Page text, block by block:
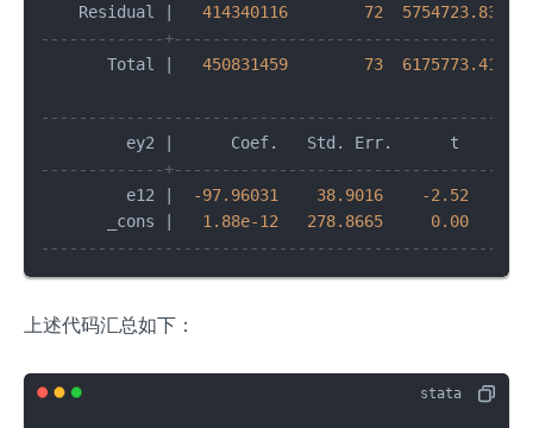
    Residual
414340116 72 5754723.83
-------------+----------------------------------   Adj
       Total
450831459 73 6175773.41
         ey2
      Coef.   Std. Err.      t    P
-------------
         e12
-97.96031 38.9016 -2.52
       _cons
1.88e-12 278.8665 0.00
上述代码汇总如下：